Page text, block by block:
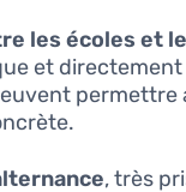
les écoles et
et directement
permettre
, très